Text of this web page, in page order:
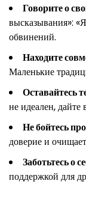
Говорите о
высказывания»:
обвинений.
Находите
Маленькие
Оставайтесь
не идеален, дайте
Не бойтесь
доверие и
Заботьтесь о
поддержкой для